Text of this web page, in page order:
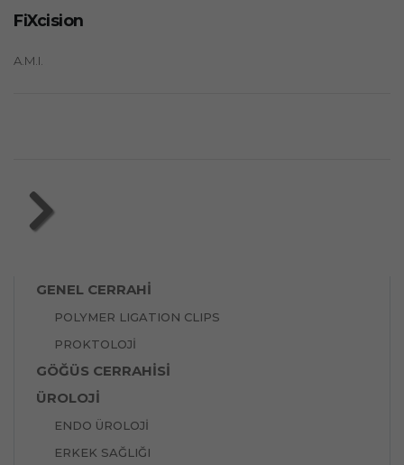
GENEL CERRAHİ
POLYMER LIGATION CLIPS
PROKTOLOJİ
GÖĞÜS CERRAHİSİ
ÜROLOJİ
ENDO ÜROLOJİ
ERKEK SAĞLIĞI
FiXcision
A.M.I.